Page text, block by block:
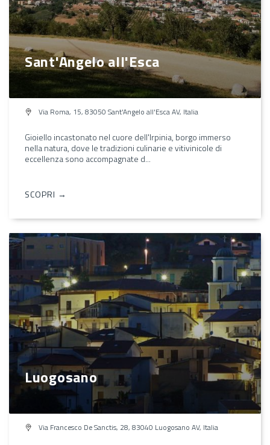
Sant'Angelo all'Esca
Via Roma, 15, 83050 Sant'Angelo all'Esca AV, Italia
Gioiello incastonato nel cuore dell'Irpinia, borgo immerso
nella natura, dove le tradizioni culinarie e vitivinicole di
eccellenza sono accompagnate d...
SCOPRI →
Luogosano
Via Francesco De Sanctis, 28, 83040 Luogosano AV, Italia